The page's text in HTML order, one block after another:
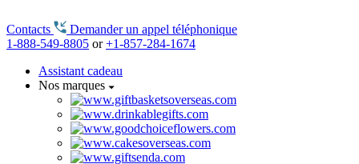
Contacts
Demander un appel téléphonique
1-888-549-8805 or+1-857-284-1674
Assistant cadeau
Nos marques